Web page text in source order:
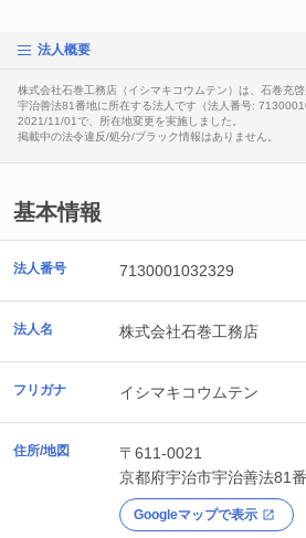
法人概要
株式会社石巻工務店（イシマキコウムテン）は、石巻充
宇治善法81番地に所在する法人です（法人番号:
2021/11/01で、所在地変更を実施しました。
掲載中の法令違反/処分/ブラック情報はありません。
基本情報
法人番号 7130001032329
法人名 株式会社石巻工務店
フリガナ イシマキコウムテン
住所/地図
〒611-0021
京都府宇治市宇治善法81
Googleマップで表示